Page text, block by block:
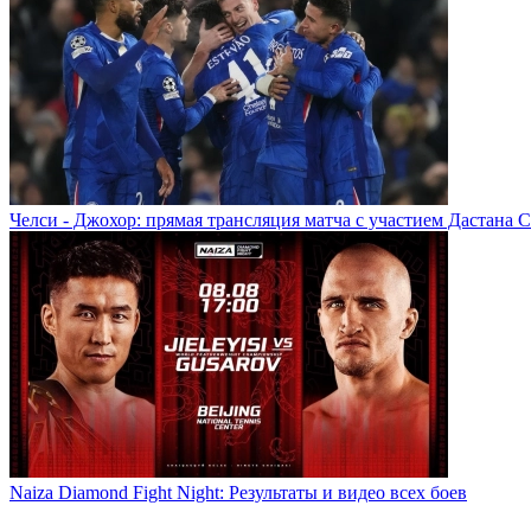
Челси - Джохор: прямая трансляция матча с участием Дастана
Naiza Diamond Fight Night: Результаты и видео всех боев